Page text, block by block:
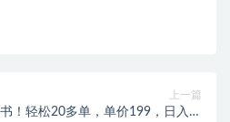
上一篇
！轻松20多单，单价199，日入破